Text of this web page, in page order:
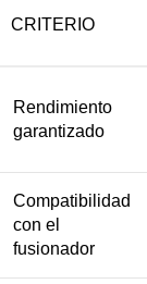
CRITERIO
Rendimiento
garantizado
Compatibilidad
con el
fusionador